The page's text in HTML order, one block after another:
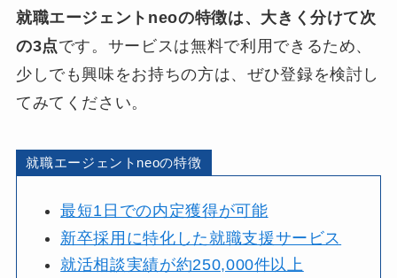
就職エージェントneoの特徴は、大きく分けて次
の3点です。サービスは無料で利用できるため、
少しでも興味をお持ちの方は、ぜひ登録を検討し
てみてください。
就職エージェントneoの特徴
最短1日での内定獲得が可能
新卒採用に特化した就職支援サービス
就活相談実績が約250,000件以上